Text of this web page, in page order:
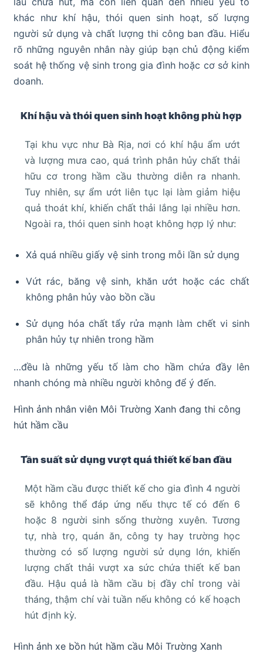
khác như khí hậu, thói quen sinh hoạt, số lượng
người sử dụng và chất lượng thi công ban đầu. Hiểu
rõ những nguyên nhân này giúp bạn chủ động kiểm
soát hệ thống vệ sinh trong gia đình hoặc cơ sở kinh
doanh.
Khí hậu và thói quen sinh hoạt không phù hợp
Tại khu vực như Bà Rịa, nơi có khí hậu ẩm ướt
và lượng mưa cao, quá trình phân hủy chất thải
hữu cơ trong hầm cầu thường diễn ra nhanh.
Tuy nhiên, sự ẩm ướt liên tục lại làm giảm hiệu
quả thoát khí, khiến chất thải lắng lại nhiều hơn.
Ngoài ra, thói quen sinh hoạt không hợp lý như:
Xả quá nhiều giấy vệ sinh trong mỗi lần sử dụng
Vứt rác, băng vệ sinh, khăn ướt hoặc các chất
không phân hủy vào bồn cầu
Sử dụng hóa chất tẩy rửa mạnh làm chết vi sinh
phân hủy tự nhiên trong hầm
…đều là những yếu tố làm cho hầm chứa đầy lên
nhanh chóng mà nhiều người không để ý đến.
Hình ảnh nhân viên Môi Trường Xanh đang thi công
hút hầm cầu
Tần suất sử dụng vượt quá thiết kế ban đầu
Một hầm cầu được thiết kế cho gia đình 4 người
sẽ không thể đáp ứng nếu thực tế có đến 6
hoặc 8 người sinh sống thường xuyên. Tương
tự, nhà trọ, quán ăn, công ty hay trường học
thường có số lượng người sử dụng lớn, khiến
lượng chất thải vượt xa sức chứa thiết kế ban
đầu. Hậu quả là hầm cầu bị đầy chỉ trong vài
tháng, thậm chí vài tuần nếu không có kế hoạch
hút định kỳ.
Hình ảnh xe bồn hút hầm cầu Môi Trường Xanh